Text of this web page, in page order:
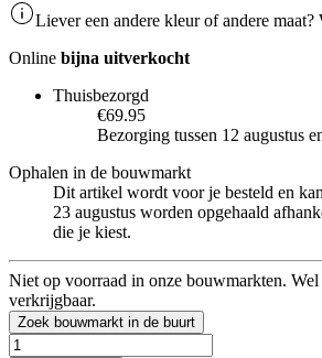
Liever een andere kleur of andere maat?
Online bijna uitverkocht
Thuisbezorgd
€69.95
Bezorging tussen 12 augustus
Ophalen in de bouwmarkt
Dit artikel wordt voor je besteld en
23 augustus worden opgehaald
die je kiest.
Niet op voorraad in onze bouwmarkten.
verkrijgbaar.
Zoek bouwmarkt in de buurt